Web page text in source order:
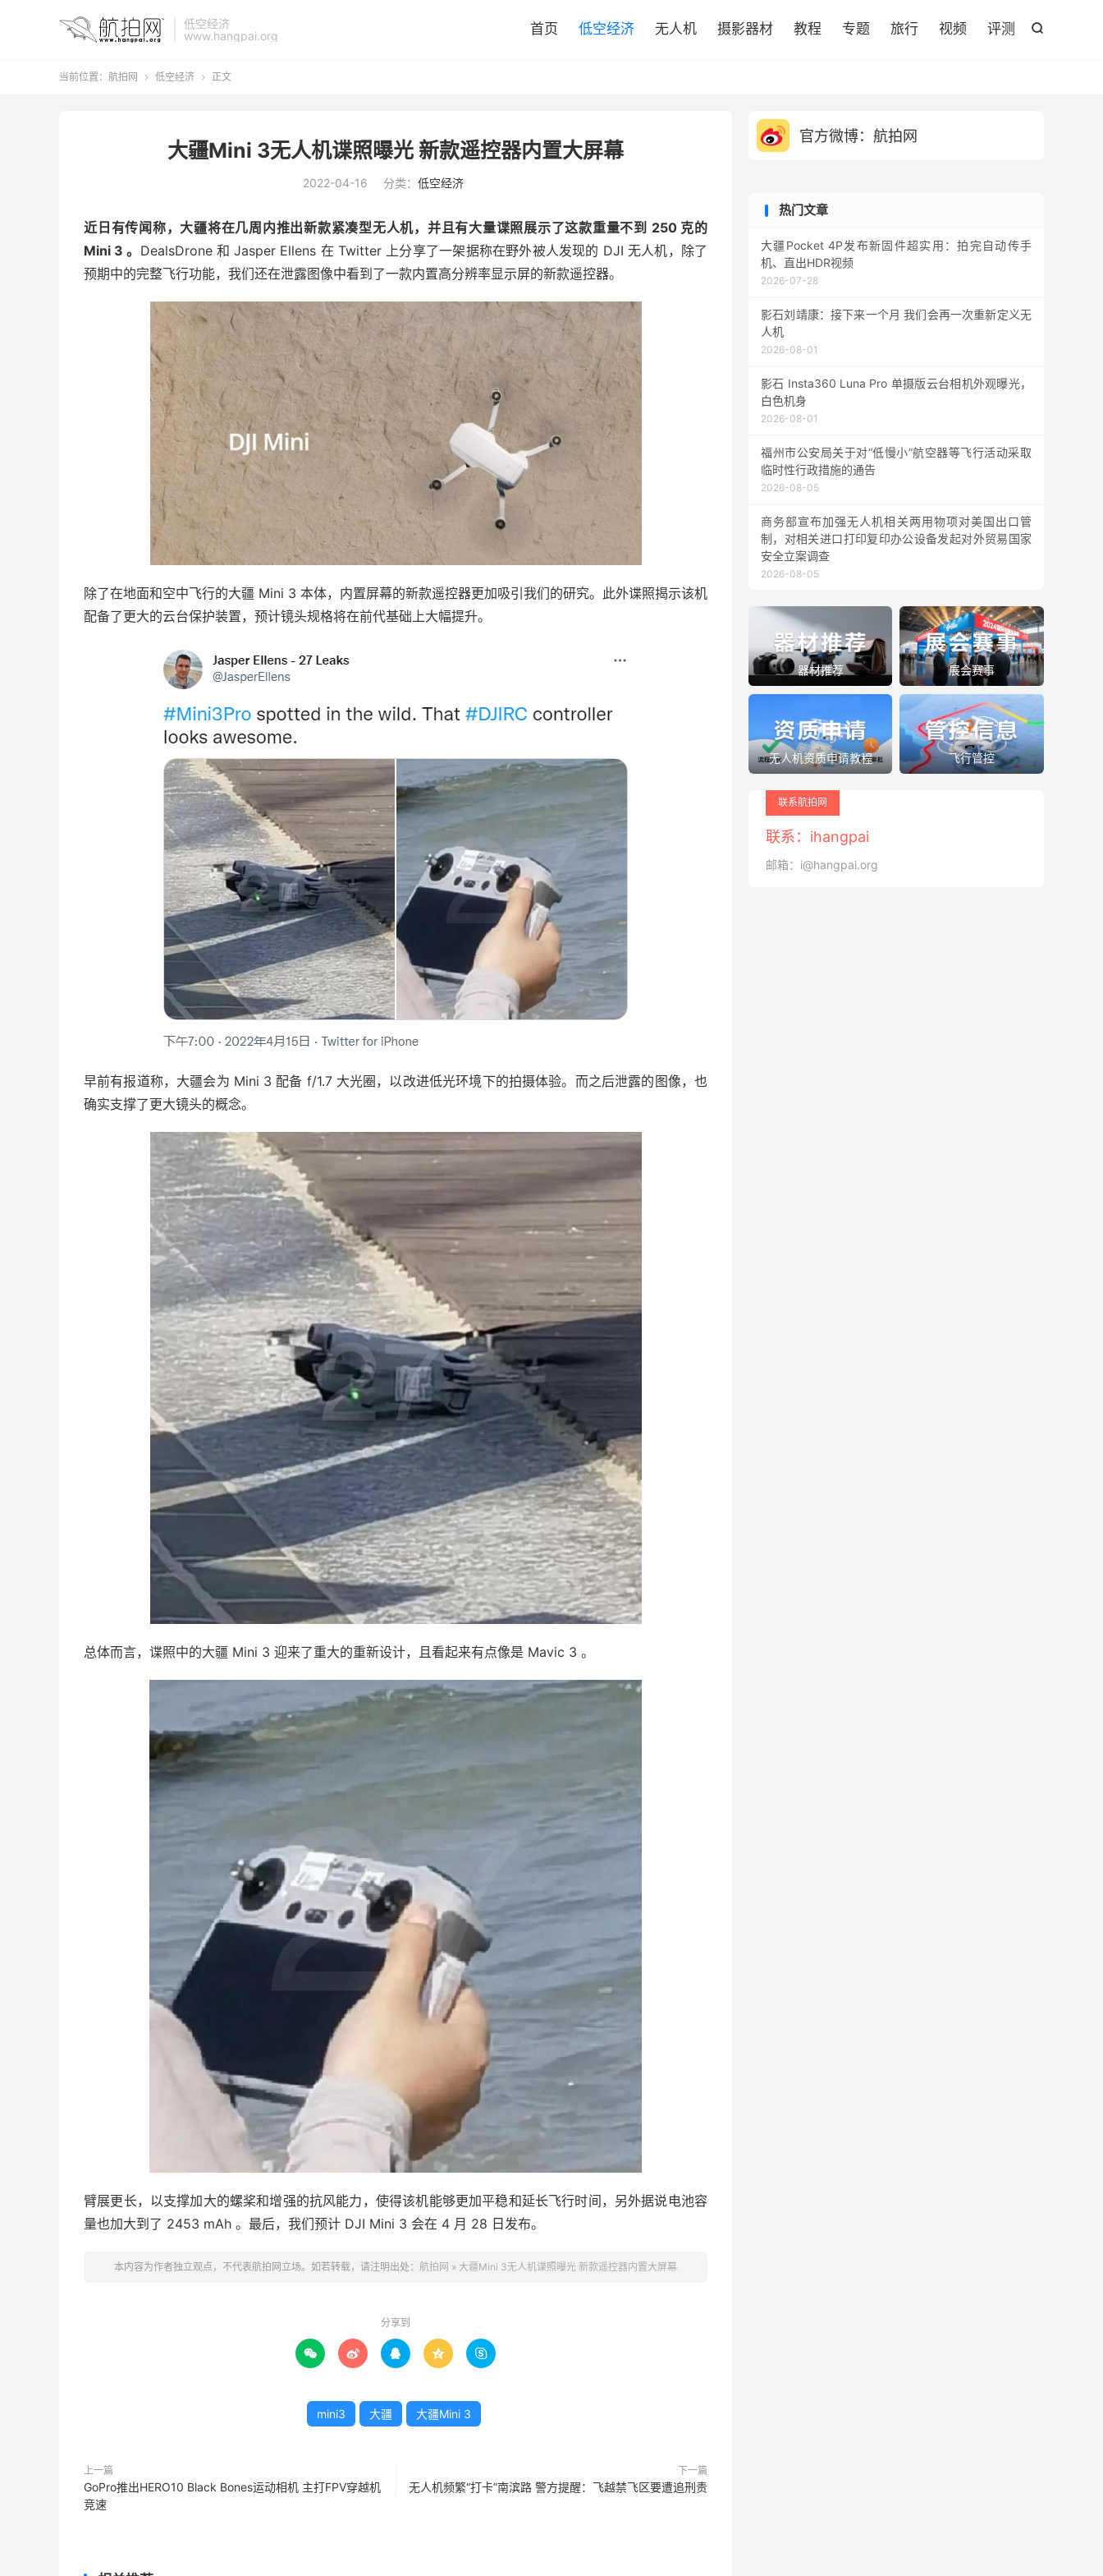
低空经济
www.hangpai.org

首页 低空经济 无人机 摄影器材 教程 专题 旅行 视频 评测
当前位置： 航拍网  低空经济  正文
大疆Mini 3无人机谍照曝光 新款遥控器内置大屏幕
2022-04-16 分类： 低空经济
近日有传闻称，大疆将在几周内推出新款紧凑型无人机，并且有大量谍照展示了这款重量不到 250 克的
Mini 3 。 DealsDrone 和 Jasper Ellens 在 Twitter 上分享了一架据称在野外被人发现的 DJI 无人机，除了
预期中的完整飞行功能，我们还在泄露图像中看到了一款内置高分辨率显示屏的新款遥控器。
除了在地面和空中飞行的大疆 Mini 3 本体，内置屏幕的新款遥控器更加吸引我们的研究。此外谍照揭示该机
配备了更大的云台保护装置，预计镜头规格将在前代基础上大幅提升。
早前有报道称，大疆会为 Mini 3 配备 f/1.7 大光圈，以改进低光环境下的拍摄体验。而之后泄露的图像，也
确实支撑了更大镜头的概念。
总体而言，谍照中的大疆 Mini 3 迎来了重大的重新设计，且看起来有点像是 Mavic 3 。
臂展更长，以支撑加大的螺桨和增强的抗风能力，使得该机能够更加平稳和延长飞行时间，另外据说电池容
量也加大到了 2453 mAh 。最后，我们预计 DJI Mini 3 会在 4 月 28 日发布。
本内容为作者独立观点，不代表航拍网立场。如若转载，请注明出处： 航拍网 » 大疆Mini 3无人机谍照曝光 新款遥控器内置大屏幕
分享到
    
mini3 大疆 大疆Mini 3
上一篇
GoPro推出HERO10 Black Bones运动相机 主打FPV穿越机
竞速
下一篇
无人机频繁“打卡”南滨路 警方提醒：飞越禁飞区要遭追刑责
官方微博：航拍网
热门文章
大疆Pocket 4P发布新固件超实用：拍完自动传手
机、直出HDR视频
2026-07-28
影石刘靖康：接下来一个月 我们会再一次重新定义无
人机
2026-08-01
影石 Insta360 Luna Pro 单摄版云台相机外观曝光，
白色机身
2026-08-01
福州市公安局关于对“低慢小”航空器等飞行活动采取
临时性行政措施的通告
2026-08-05
商务部宣布加强无人机相关两用物项对美国出口管
制，对相关进口打印复印办公设备发起对外贸易国家
安全立案调查
2026-08-05
器材推荐 展会赛事
无人机资质申请教程 飞行管控
联系航拍网
联系：ihangpai
邮箱：i@hangpai.org